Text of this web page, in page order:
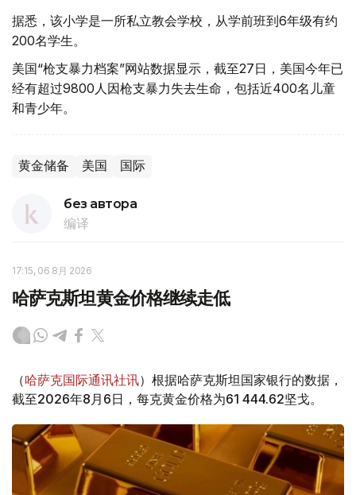
据悉，该小学是一所私立教会学校，从学前班到6年级有约
200名学生。
美国“枪支暴力档案”网站数据显示，截至27日，美国今年已
经有超过9800人因枪支暴力失去生命，包括近400名儿童
和青少年。
黄金储备 美国 国际
без автора
编译
17:15, 06 8月 2026
哈萨克斯坦黄金价格继续走低
（哈萨克国际通讯社讯）根据哈萨克斯坦国家银行的数据，
截至2026年8月6日，每克黄金价格为61 444.62坚戈。